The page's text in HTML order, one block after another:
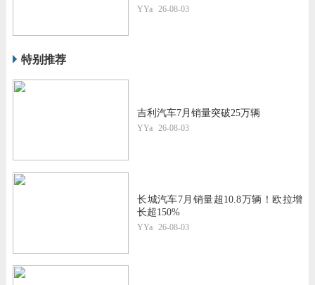
YYa 26-08-03
特别推荐
吉利汽车7月销量突破25万辆
YYa 26-08-03
长城汽车7月销量超10.8万辆！欧拉增
长超150%
YYa 26-08-03